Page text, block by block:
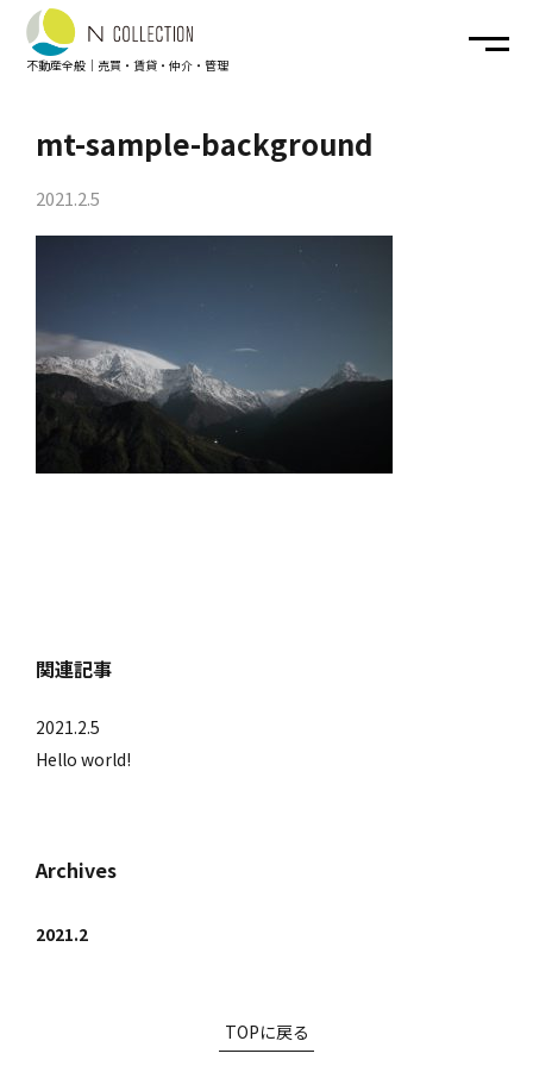
不動産全般｜売買・賃貸・仲介・管理
SERVICE｜ 業務案内
CONTACT
mt-sample-background
2021.2.5
関連記事
2021.2.5
Hello world!
Archives
2021.2
TOPに戻る